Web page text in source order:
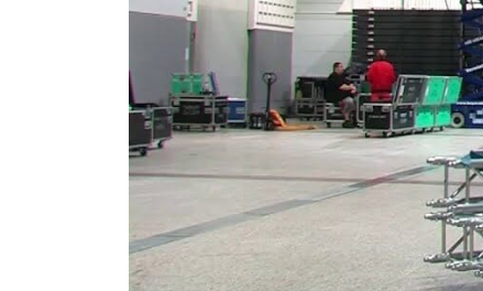
Wenderadius außen
bis welcher Höhe
Motorleistung in kW
Plattformerweiterung
Plattformgröße